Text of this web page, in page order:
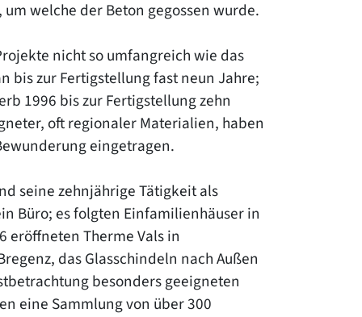
welche der Beton gegossen wurde.
nicht so umfangreich wie das
bis zur Fertigstellung fast neun Jahre;
1996 bis zur Fertigstellung zehn
oft regionaler Materialien, haben
eingetragen.
seine zehnjährige Tätigkeit als
Büro; es folgten Einfamilienhäuser in
eröffneten Therme Vals in
das Glasschindeln nach Außen
besonders geeigneten
eine Sammlung von über 300